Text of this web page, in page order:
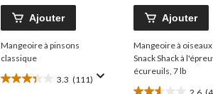
Ajouter
Mangeoire à pinsons
classique
3.3 (111)
3.3
Ajouter
Mangeoire à oiseaux
Snack Shack à
écureuils, 7 lb
2.6